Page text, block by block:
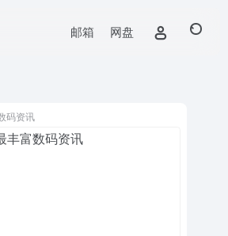
邮箱 网盘
码资讯